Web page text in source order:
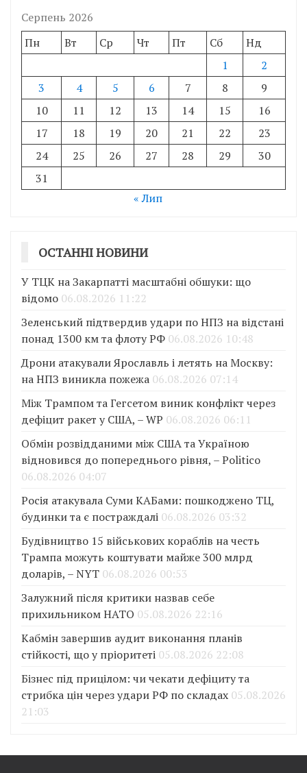
Серпень 2026
Пн
Вт Ср Чт Пт Сб
Нд
1
2
3
4 5 6 7 8
9
10
11 12 13 14 15
16
17
18 19 20 21 22
23
24
25 26 27 28 29
30
31
« Лип
ОСТАННІ НОВИНИ
У ТЦК на Закарпатті масштабні обшуки: що
відомо 06.08.2026 11:22
Зеленський підтвердив удари по НПЗ на відстані
понад 1300 км та флоту РФ 06.08.2026 10:48
Дрони атакували Ярославль і летять на Москву:
на НПЗ виникла пожежа 06.08.2026 07:14
Між Трампом та Гегсетом виник конфлікт через
дефіцит ракет у США, – WP 06.08.2026 06:11
Обмін розвідданими між США та Україною
відновився до попереднього рівня, – Politico
06.08.2026 04:07
Росія атакувала Суми КАБами: пошкоджено ТЦ,
будинки та є постраждалі 06.08.2026 03:32
Будівництво 15 військових кораблів на честь
Трампа можуть коштувати майже 300 млрд
доларів, – NYT 06.08.2026 00:53
Залужний після критики назвав себе
прихильником НАТО 05.08.2026 22:16
Кабмін завершив аудит виконання планів
стійкості, що у пріоритеті 05.08.2026 22:08
Бізнес під прицілом: чи чекати дефіциту та
стрибка цін через удари РФ по складах 05.08.2026
21:03